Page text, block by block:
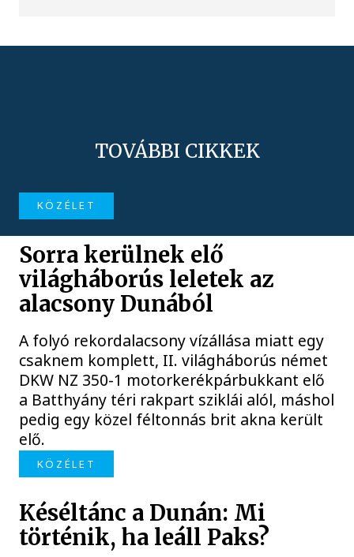
TOVÁBBI CIKKEK
KÖZÉLET
Sorra kerülnek elő
világháborús leletek az
alacsony Dunából
A folyó rekordalacsony vízállása miatt egy
csaknem komplett, II. világháborús német
DKW NZ 350-1 motorkerékpárbukkant elő
a Batthyány téri rakpart sziklái alól, máshol
pedig egy közel féltonnás brit akna került
elő.
KÖZÉLET
Késéltánc a Dunán: Mi
történik, ha leáll Paks?